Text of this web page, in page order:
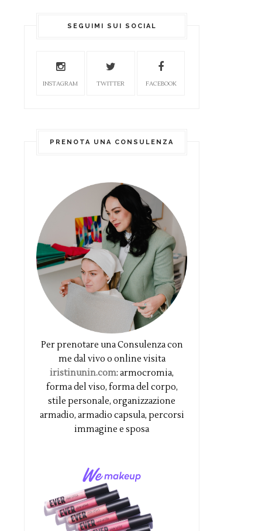
SEGUIMI SUI SOCIAL
INSTAGRAM TWITTER FACEBOOK
PRENOTA UNA CONSULENZA
Per prenotare una Consulenza con
me dal vivo o online visita
iristinunin.com: armocromia,
forma del viso, forma del corpo,
stile personale, organizzazione
armadio, armadio capsula, percorsi
immagine e sposa